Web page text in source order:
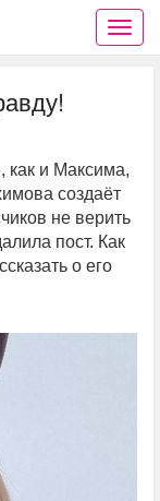
как и Максима,
создаёт
не верить
пост. Как
о его